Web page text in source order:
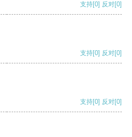
支持[0] 反对[0]
支持[0] 反对[0]
支持[0] 反对[0]